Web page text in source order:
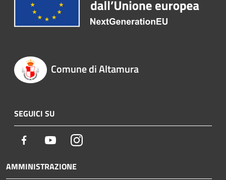
Comune di Altamura
SEGUICI SU
Facebook YoutubeInstagram
AMMINISTRAZIONE